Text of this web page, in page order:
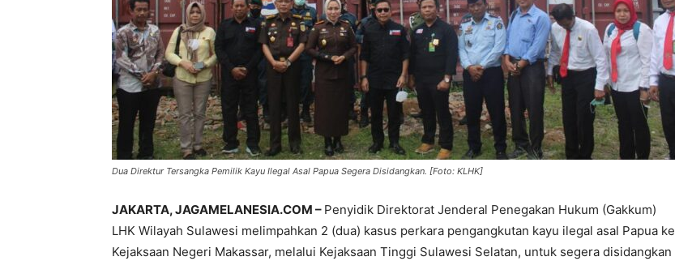
Dua Direktur Tersangka Pemilik Kayu Ilegal Asal Papua Segera Disidangkan. [Foto: KLHK]
JAKARTA, JAGAMELANESIA.COM – Penyidik Direktorat Jenderal Penegakan Hukum (Gakkum)
LHK Wilayah Sulawesi melimpahkan 2 (dua) kasus perkara pengangkutan kayu ilegal asal Papua ke
Kejaksaan Negeri Makassar, melalui Kejaksaan Tinggi Sulawesi Selatan, untuk segera disidangkan